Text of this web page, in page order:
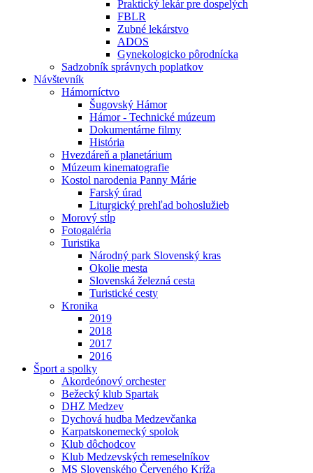
Praktický lekár pre dospelých
FBLR
Zubné lekárstvo
ADOS
Gynekologicko pôrodnícka
Sadzobník správnych poplatkov
Návštevník
Hámorníctvo
Šugovský Hámor
Hámor - Technické múzeum
Dokumentárne filmy
História
Hvezdáreň a planetárium
Múzeum kinematografie
Kostol narodenia Panny Márie
Farský úrad
Liturgický prehľad bohoslužieb
Morový stĺp
Fotogaléria
Turistika
Národný park Slovenský kras
Okolie mesta
Slovenská železná cesta
Turistické cesty
Kronika
2019
2018
2017
2016
Šport a spolky
Akordeónový orchester
Bežecký klub Spartak
DHZ Medzev
Dychová hudba Medzevčanka
Karpatskonemecký spolok
Klub dôchodcov
Klub Medzevských remeselníkov
MS Slovenského Červeného Kríža